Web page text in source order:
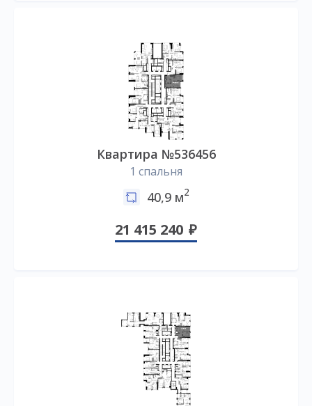
Квартира №536456
1 спальня
40,9 м2
21 415 240